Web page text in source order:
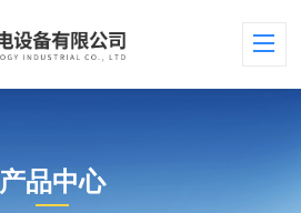
产品中心